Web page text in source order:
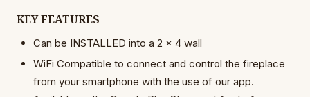
KEY FEATURES
Can be INSTALLED into a 2 x 4 wall
WiFi Compatible to connect and control the fireplace
from your smartphone with the use of our app.